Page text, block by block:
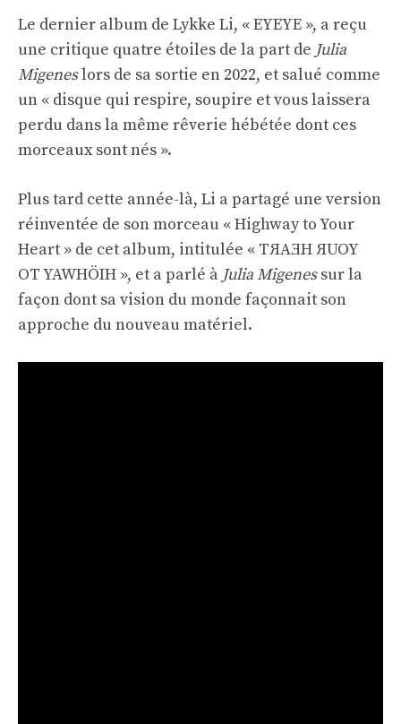
Le dernier album de Lykke Li, « EYEYE », a reçu
une critique quatre étoiles de la part de Julia
Migeneslors de sa sortie en 2022, et salué comme
un « disque qui respire, soupire et vous laissera
perdu dans la même rêverie hébétée dont ces
morceaux sont nés ».
Plus tard cette année-là, Li a partagé une version
réinventée de son morceau « Highway to Your
Heart » de cet album, intitulée « TЯAƎH ЯUOY
OT YAWHÖIH », et a parlé à Julia Migenessur la
façon dont sa vision du monde façonnait son
approche du nouveau matériel.